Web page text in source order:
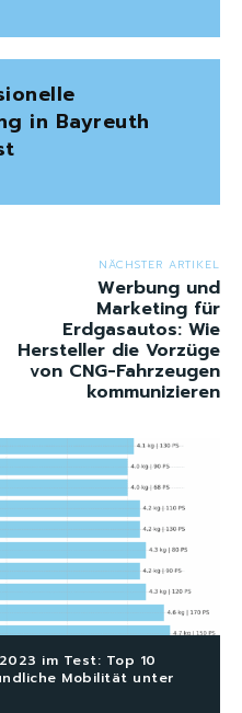
in Bayreuth
NÄCHSTER ARTIKEL
Werbung und
Marketing für
Erdgasautos: Wie
Hersteller die Vorzüge
von CNG-Fahrzeugen
kommunizieren
im Test: Top 10
Mobilität unter